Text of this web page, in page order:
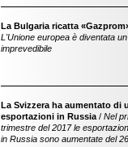
La Bulgaria ricatta
L'Unione europea è diventata
imprevedibile
La Svizzera ha aumentato di
esportazioni in Russia/ Nel
trimestre del 2017 le
in Russia sono aumentate del